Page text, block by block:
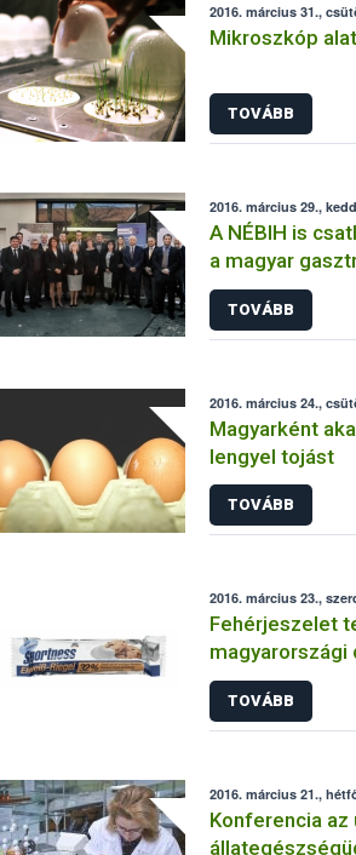
2016. március 31.,
Mikroszkóp
TOVÁBB
2016. március 29., kedd
A NÉBIH is
a magyar
TOVÁBB
2016. március 24.,
Magyarként
lengyel tojást
TOVÁBB
2016. március 23.,
Fehérjeszelet
magyarországi
TOVÁBB
2016. március 21.,
Konferencia az